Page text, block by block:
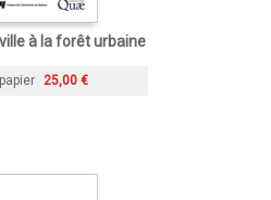
à la forêt urbaine
25,00 €